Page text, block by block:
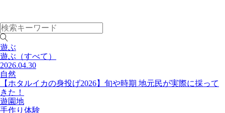
遊ぶ
遊ぶ （すべて）
2026.04.30
自然
【ホタルイカの身投げ2026】旬や時期 地元民が実際に採って
きた！
遊園地
手作り体験